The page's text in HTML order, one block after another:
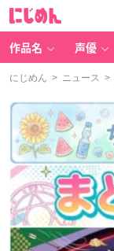
作品名 声優
にじめん > ニュース >